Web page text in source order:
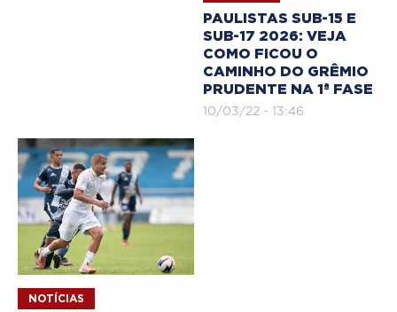
PAULISTAS SUB-15 E
SUB-17 2026: VEJA
COMO FICOU O
CAMINHO DO GRÊMIO
PRUDENTE NA 1ª FASE
10/03/22 - 13:46
NOTÍCIAS